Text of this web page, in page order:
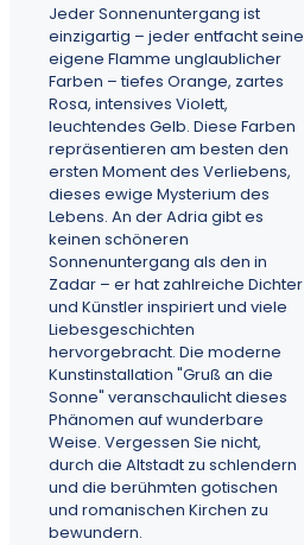
Jeder Sonnenuntergang ist
einzigartig – jeder entfacht seine
eigene Flamme unglaublicher
Farben – tiefes Orange, zartes
Rosa, intensives Violett,
leuchtendes Gelb. Diese Farben
repräsentieren am besten den
ersten Moment des Verliebens,
dieses ewige Mysterium des
Lebens. An der Adria gibt es
keinen schöneren
Sonnenuntergang als den in
Zadar – er hat zahlreiche Dichter
und Künstler inspiriert und viele
Liebesgeschichten
hervorgebracht. Die moderne
Kunstinstallation "Gruß an die
Sonne" veranschaulicht dieses
Phänomen auf wunderbare
Weise. Vergessen Sie nicht,
durch die Altstadt zu schlendern
und die berühmten gotischen
und romanischen Kirchen zu
bewundern.